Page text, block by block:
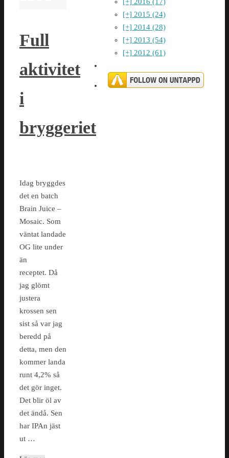
Full
aktivitet
i
bryggeriet
Idag bryggdes
det en batch
Brain Juice –
Mosaic. Som
väntat landade
OG lite under
än
receptet. Då
jag glömt
justera
krossen sen
sist så var jag
beredd på
detta, men den
kommer landa
runt 4,2% så
det gör inget.
Det blir öl av
det ändå. Sen
har IPAn jäst
ut …
[+] 2015 (24)
[+] 2014 (28)
[+] 2013 (54)
[+] 2012 (61)